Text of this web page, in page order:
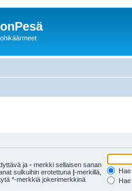
ja - merkki sellaisen sanan
sulkuihin erotettuna |-merkillä,
*-merkkiä jokerimerkkinä